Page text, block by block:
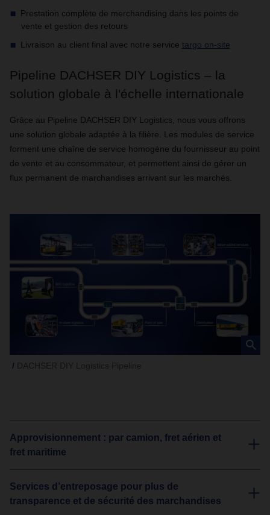
Prestation complète de merchandising dans les points de
vente et gestion des retours
Livraison au client final avec notre service targo on-site
Pipeline DACHSER DIY Logistics – la
solution globale à l'échelle internationale
Grâce au Pipeline DACHSER DIY Logistics, nous vous offrons
une solution globale adaptée à la filière. Les modules de service
forment une chaîne de service homogène du fournisseur au point
de vente et au consommateur, et permettent ainsi de gérer un
flux permanent de marchandises arrivant sur les marchés.
Approvisionnement : par camion, fret aérien et
fret maritime
Services d’entreposage pour plus de
transparence et de sécurité des marchandises